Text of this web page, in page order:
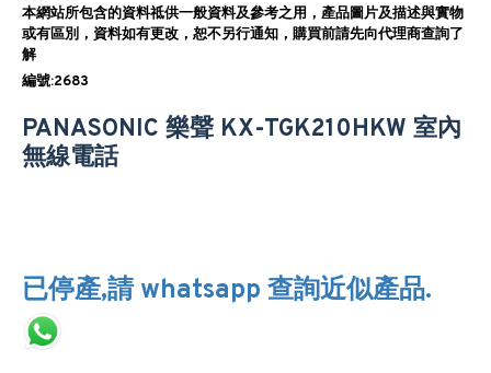
本網站所包含的資料祗供一般資料及參考之用，產品圖片及描述與實物
或有區別，資料如有更改，恕不另行通知，購買前請先向代理商查詢了
解
編號:2683
PANASONIC 樂聲 KX-TGK210HKW 室內
無線電話
已停產,請 whatsapp 查詢近似產品.